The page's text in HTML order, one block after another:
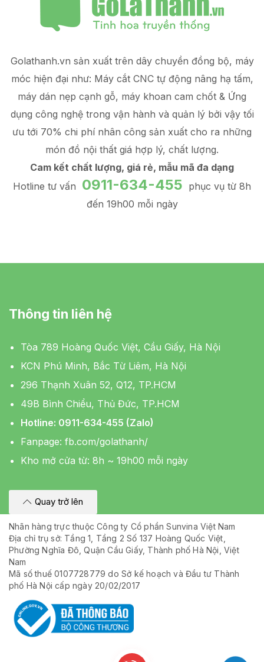
Golathanh.vn sản xuất trên dây chuyền đồng bộ, máy
móc hiện đại như: Máy cắt CNC tự động nâng hạ tấm,
máy dán nẹp cạnh gỗ, máy khoan cam chốt & Ứng
dụng công nghệ trong vận hành và quản lý bởi vậy tối
ưu tới 70% chi phí nhân công sản xuất cho ra những
món đồ nội thất giá hợp lý, chất lượng.
Cam kết chất lượng, giá rẻ, mẫu mã đa dạng
Hotline tư vấn 0911-634-455 phục vụ từ 8h
đến 19h00 mỗi ngày
Thông tin liên hệ
Tòa 789 Hoàng Quốc Việt, Cầu Giấy, Hà Nội
KCN Phú Minh, Bắc Từ Liêm, Hà Nội
296 Thạnh Xuân 52, Q12, TP.HCM
49B Bình Chiểu, Thủ Đức, TP.HCM
Hotline: 0911-634-455 (Zalo)
Fanpage: fb.com/golathanh/
Kho mở cửa từ: 8h ~ 19h00 mỗi ngày
Quay trở lên
Nhãn hàng trực thuộc Công ty Cổ phần Sunvina Việt Nam
Địa chỉ trụ sở: Tầng 1, Tầng 2 Số 137 Hoàng Quốc Việt,
Phường Nghĩa Đô, Quận Cầu Giấy, Thành phố Hà Nội, Việt
Nam
Mã số thuế 0107728779 do Sở kế hoạch và Đầu tư Thành
phố Hà Nội cấp ngày 20/02/2017